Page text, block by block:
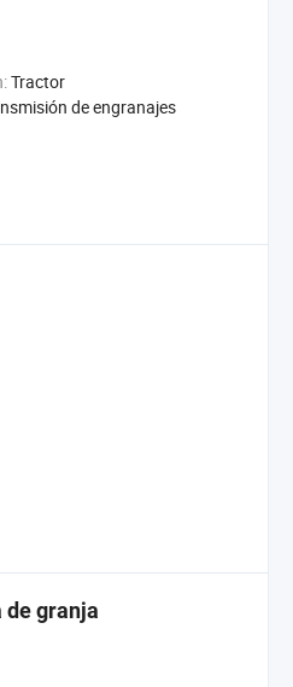
Tractor
de engranajes
de granja